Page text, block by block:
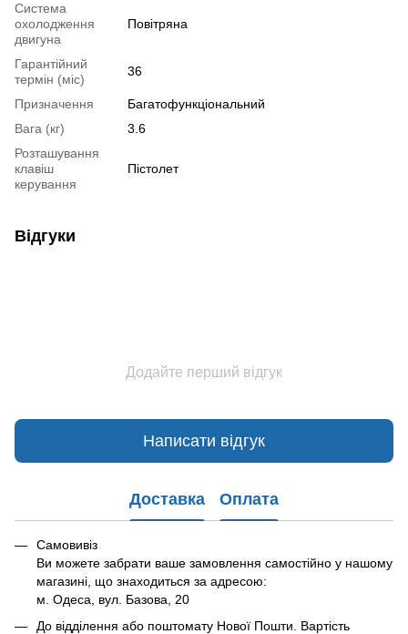
Система
охолодження
двигуна
Повітряна
Гарантійний
термін (міс)
36
Призначення
Багатофункціональний
Вага (кг)
3.6
Розташування
клавіш
керування
Пістолет
Відгуки
Додайте перший відгук
Написати відгук
Доставка Оплата
Самовивіз
Ви можете забрати ваше замовлення самостійно у нашому
магазині, що знаходиться за адресою:
м. Одеса, вул. Базова, 20
До відділення або поштомату Нової Пошти. Вартість